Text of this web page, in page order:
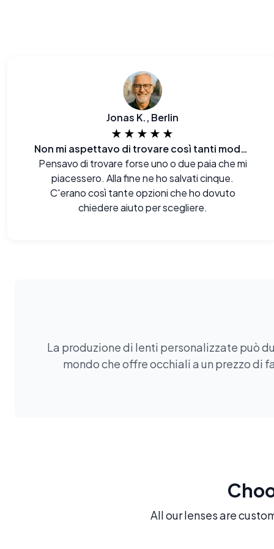
Jonas K., Berlin
★★★★★
Non mi aspettavo di trovare così tanti modelli
Pensavo di trovare forse uno o due paia che mi
piacessero. Alla fine ne ho salvati cinque.
C'erano così tante opzioni che ho dovuto
chiedere aiuto per scegliere.
La produzione di lenti personalizzate può
mondo che offre occhiali a un prezzo
All our lenses are